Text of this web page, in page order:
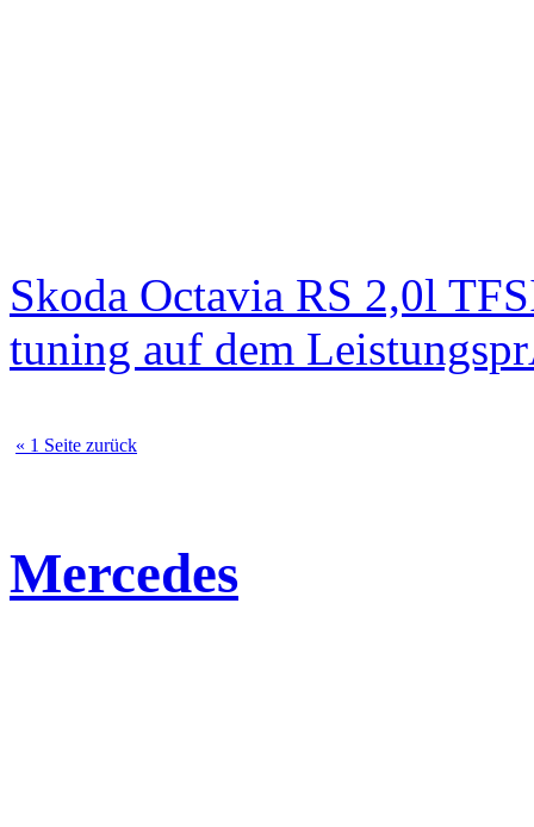
Skoda Octavia RS 2,0l
tuning auf dem
« 1 Seite zurück
Mercedes